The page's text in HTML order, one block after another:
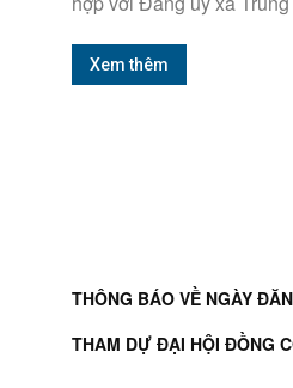
Xem thêm
THÔNG BÁO VỀ NGÀY
THAM DỰ ĐẠI HỘI ĐỒNG